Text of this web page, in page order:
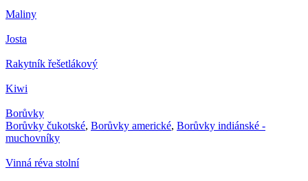
Maliny
Josta
Rakytník řešetlákový
Kiwi
Borůvky
Borůvky čukotské, Borůvky americké, Borůvky indiánské -
muchovníky
Vinná réva stolní